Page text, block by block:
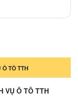
TÔ TTH
VỤ Ô TÔ TTH